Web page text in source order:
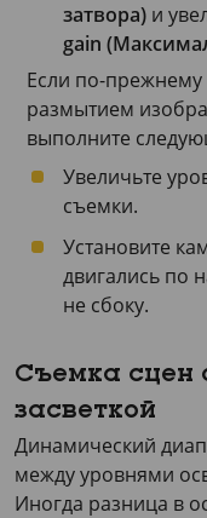
затвора) и
gain
Если по-
размытием
выполните
Увеличьте
съемки.
Установите
двигались по
не сбоку.
Съемка сцен
засветкой
Динамический
между уровнями
Иногда разница в